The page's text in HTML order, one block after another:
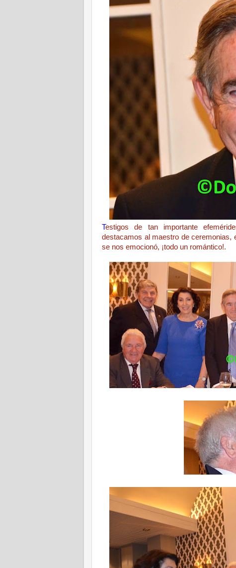
Testigos de tan importante
destacamos al maestro de ceremonias,
se nos emocionó, ¡todo un romántico!.